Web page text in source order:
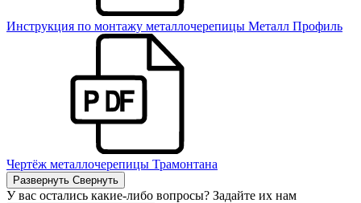
Инструкция по монтажу металлочерепицы Металл Профиль
Чертёж металлочерепицы Трамонтана
Развернуть Свернуть
У вас остались какие-либо вопросы? Задайте их нам